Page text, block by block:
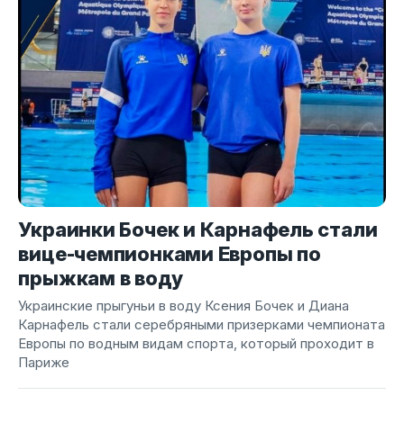
Украинки Бочек и Карнафель стали
вице-чемпионками Европы по
прыжкам в воду
Украинские прыгуньи в воду Ксения Бочек и Диана
Карнафель стали серебряными призерками чемпионата
Европы по водным видам спорта, который проходит в
Париже